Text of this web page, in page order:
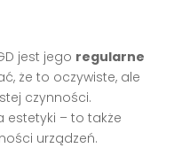
jest jego regularne
że to oczywiste, ale
czynności.
estetyki – to także
urządzeń.